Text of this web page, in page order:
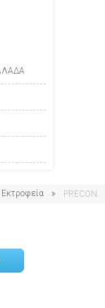
Εκτροφεία PRECON